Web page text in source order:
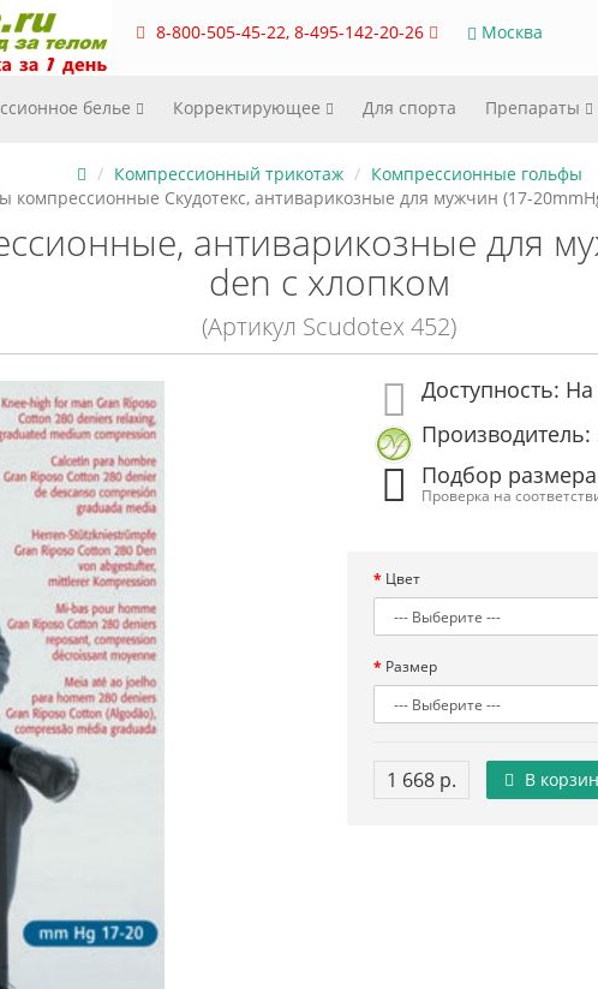
8-800-505-45-22, 8-495-142-20-26 Москва
белье Корректирующее Для спорта Препараты
Компрессионный трикотаж
Компрессионные гольфы
компрессионные Скудотекс, антиварикозные для мужчин (17-
антиварикозные для
den с хлопком
(Артикул Scudotex 452)
Доступность: На
Производитель:
Подбор размера
Проверка на
Цвет
Размер
1 668 р. В